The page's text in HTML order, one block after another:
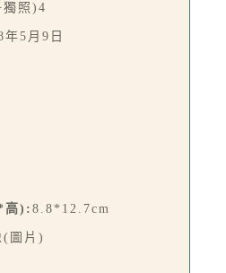
獨照)4
年5月9日
高): 8.8*12.7cm
(圖片)